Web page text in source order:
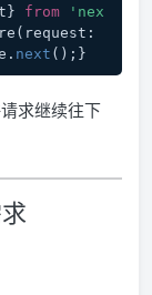
from
'nex
next ();}
求继续往下